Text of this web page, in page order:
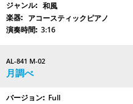
和風
アコースティックピアノ
3:16
AL-841 M-02
月調べ
Full